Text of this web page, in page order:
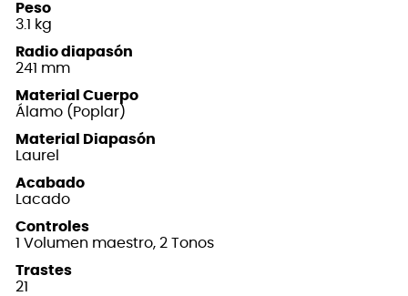
Peso
3.1 kg
Radio diapasón
241 mm
Material Cuerpo
Álamo (Poplar)
Material Diapasón
Laurel
Acabado
Lacado
Controles
1 Volumen maestro, 2 Tonos
Trastes
21